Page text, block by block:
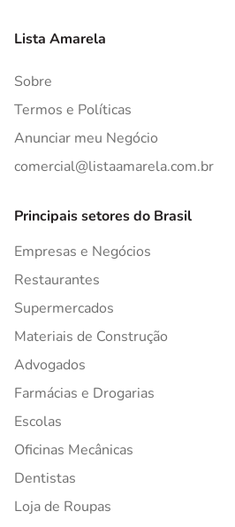
Lista Amarela
Sobre
Termos e Políticas
Anunciar meu Negócio
comercial@listaamarela.com.br
Principais setores do Brasil
Empresas e Negócios
Restaurantes
Supermercados
Materiais de Construção
Advogados
Farmácias e Drogarias
Escolas
Oficinas Mecânicas
Dentistas
Loja de Roupas